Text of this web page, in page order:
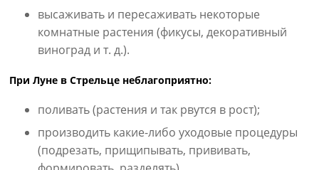
высаживать и пересаживать некоторые
комнатные растения (фикусы, декоративный
виноград и т. д.).
При Луне в Стрельце неблагоприятно:
поливать (растения и так рвутся в рост);
производить какие-либо уходовые процедуры
(подрезать, прищипывать, прививать,